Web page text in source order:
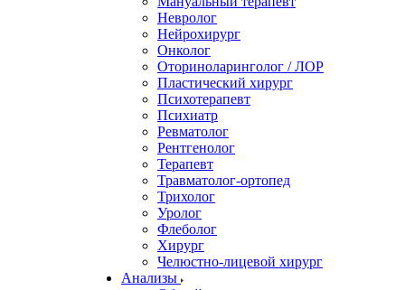
Невролог
Нейрохирург
Онколог
Оториноларинголог / ЛОР
Пластический хирург
Психотерапевт
Психиатр
Ревматолог
Рентгенолог
Терапевт
Травматолог-ортопед
Трихолог
Уролог
Флеболог
Хирург
Челюстно-лицевой хирург
Анализы